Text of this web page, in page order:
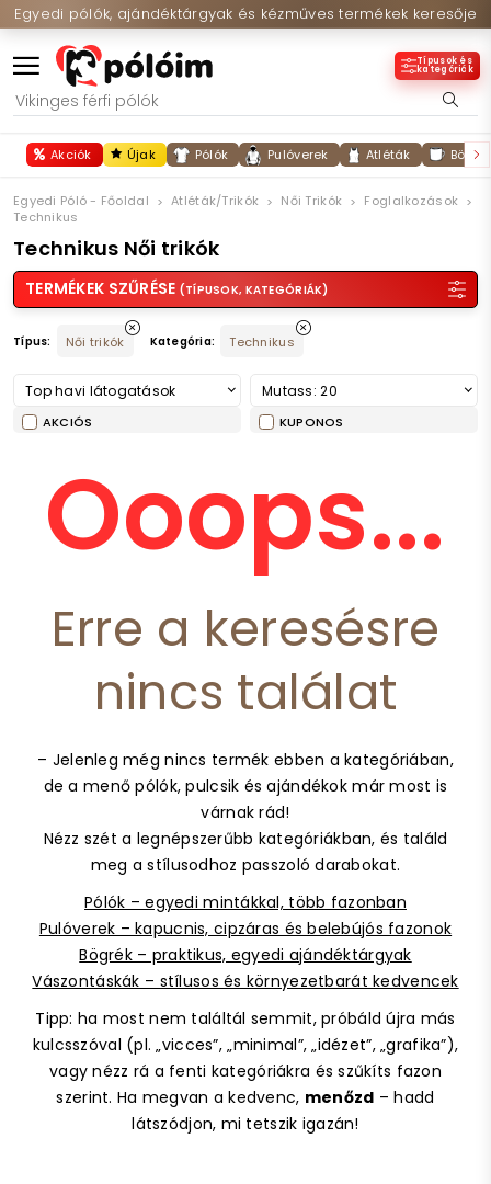
Egyedi pólók, ajándéktárgyak és kézműves termékek keresője
Típusok és
kategóriák
Akciók Újak Pólók Pulóverek Atléták
Egyedi Póló - Főoldal Atléták/trikók Női Trikók
Foglalkozások
Technikus
Technikus Női trikók
TERMÉKEK SZŰRÉSE (TÍPUSOK, KATEGÓRIÁK)
Típus: Női trikók Kategória: Technikus
Top havi látogatások Mutass: 20
AKCIÓS KUPONOS
Ooops...
Erre a keresésre
nincs találat
– Jelenleg még nincs termék ebben a kategóriában,
de a menő pólók, pulcsik és ajándékok már most is
várnak rád!
Nézz szét a legnépszerűbb kategóriákban, és találd
meg a stílusodhoz passzoló darabokat.
Pólók – egyedi mintákkal, több fazonban
Pulóverek – kapucnis, cipzáras és belebújós fazonok
Bögrék – praktikus, egyedi ajándéktárgyak
Vászontáskák – stílusos és környezetbarát kedvencek
Tipp: ha most nem találtál semmit, próbáld újra más
kulcsszóval (pl. „vicces”, „minimal”, „idézet”, „grafika”),
vagy nézz rá a fenti kategóriákra és szűkíts fazon
szerint. Ha megvan a kedvenc, menőzd – hadd
látszódjon, mi tetszik igazán!